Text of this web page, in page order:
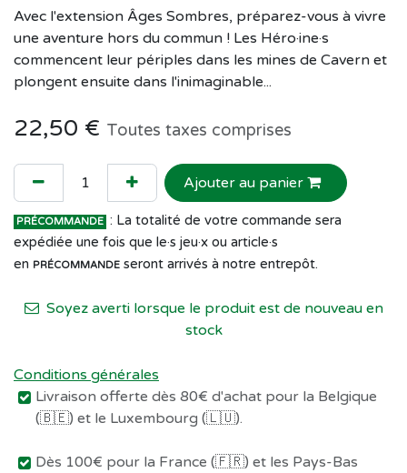
Avec l'extension Âges Sombres, préparez-vous à vivre
une aventure hors du commun ! Les Héro·ine·s
commencent leur périples dans les mines de Cavern et
plongent ensuite dans l'inimaginable...
22,50 € Toutes taxes comprises
Ajouter au panier
PRÉCOMMANDE : La totalité de votre commande sera
expédiée une fois que le·s jeu·x ou article·s
en PRÉCOMMANDE seront arrivés à notre entrepôt.
Soyez averti lorsque le produit est de nouveau en
stock
Conditions générales
Livraison offerte dès 80€ d'achat pour la Belgique
(🇧🇪) et le Luxembourg (🇱🇺).
Dès 100€ pour la France (🇫🇷) et les Pays-Bas